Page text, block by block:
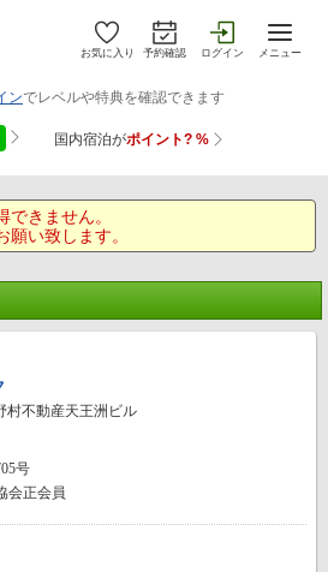
お気に入り 予約確認 ログイン メニュー
きません。
願い致します。
村不動産天王洲ビル
号
会正会員